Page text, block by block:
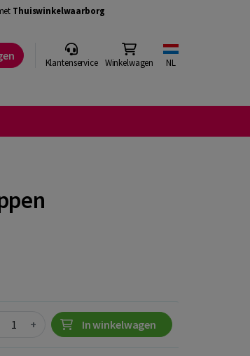
Thuiswinkelwaarborg
Klantenservice Winkelwagen NL
+ In winkelwagen